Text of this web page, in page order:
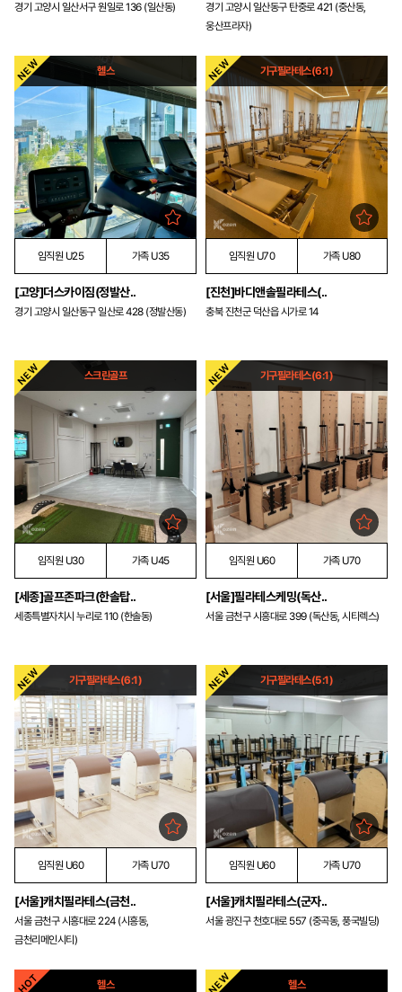
경기 고양시 일산서구 원일로 136 (일산동)
경기 고양시 일산동구 탄중로 421 (중산동,
웅산프라자)
헬스
임직원 U25 가족 U35
[고양]더스카이짐(정발산..
경기 고양시 일산동구 일산로 428 (정발산동)
기구필라테스(6:1)
임직원 U70 가족 U80
[진천]바디앤솔필라테스(..
충북 진천군 덕산읍 시가로 14
스크린골프
임직원 U30 가족 U45
[세종]골프존파크(한솔탑..
세종특별자치시 누리로 110 (한솔동)
기구필라테스(6:1)
임직원 U60 가족 U70
[서울]필라테스케밍(독산..
서울 금천구 시흥대로 399 (독산동, 시티렉스)
기구필라테스(6:1)
임직원 U60 가족 U70
[서울]캐치필라테스(금천..
서울 금천구 시흥대로 224 (시흥동,
금천리메인시티)
기구필라테스(5:1)
임직원 U60 가족 U70
[서울]캐치필라테스(군자..
서울 광진구 천호대로 557 (중곡동, 풍국빌딩)
헬스 헬스